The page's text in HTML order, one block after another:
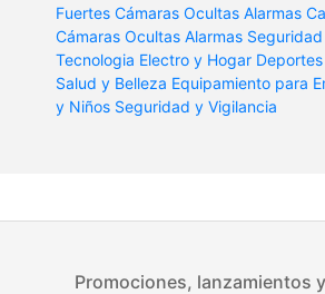
Fuertes Cámaras Ocultas Alarmas
Cámaras Ocultas Alarmas
Tecnologia Electro y Hogar
Salud y Belleza Equipamiento para
y Niños Seguridad y Vigilancia
Promociones, lanzamientos